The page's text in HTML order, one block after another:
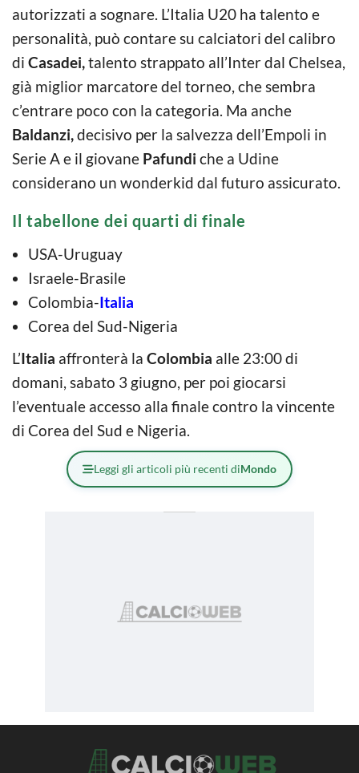
autorizzati a sognare. L’Italia U20 ha talento e
personalità, può contare su calciatori del calibro
di Casadei,talento strappato all’Inter dal Chelsea,
già miglior marcatore del torneo, che sembra
c’entrare poco con la categoria. Ma anche
Baldanzi,decisivo per la salvezza dell’Empoli in
Serie A e il giovane Pafundi che a Udine
considerano un wonderkid dal futuro assicurato.
Il tabellone dei quarti di finale
USA-Uruguay
Israele-Brasile
Colombia-Italia
Corea del Sud-Nigeria
L’Italia affronterà la Colombia alle 23:00 di
domani, sabato 3 giugno, per poi giocarsi
l’eventuale accesso alla finale contro la vincente
di Corea del Sud e Nigeria.
Leggi gli articoli più recenti diMondo